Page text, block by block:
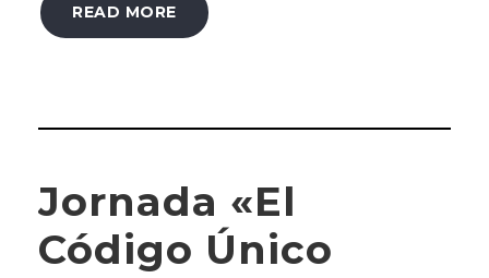
READ MORE
Jornada «El
Código Único